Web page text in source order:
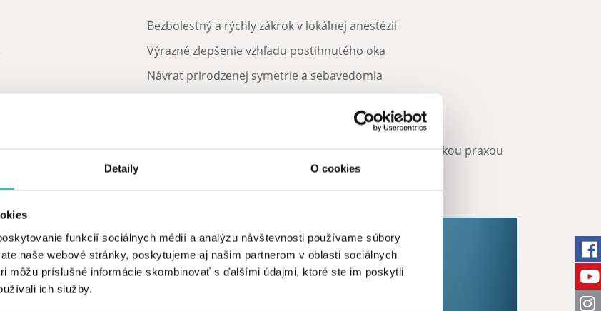
Detaily O cookies
funkcií sociálnych médií a analýzu návštevnosti používame súbory
naše webové stránky, poskytujeme aj našim partnerom v oblasti sociálnych
môžu príslušné informácie skombinovať s ďalšími údajmi, ktoré ste im poskytli
ich služby.
ostáva stabilný v
Bezbolestný a rýchly zákrok v lokálnej anestézii
Výrazné zlepšenie vzhľadu postihnutého oka
Návrat prirodzenej symetrie a sebavedomia
Vykonávané špecialistami s dlhoročnou mikrochirurgickou praxou